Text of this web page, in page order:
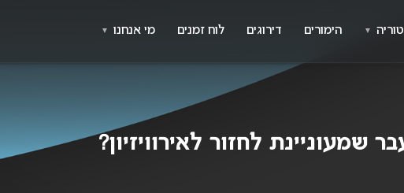
שמעוניינת לחזור לאירוויזיון?
▼ הימורים דירוגים לוח זמנים מי אנחנו ▼